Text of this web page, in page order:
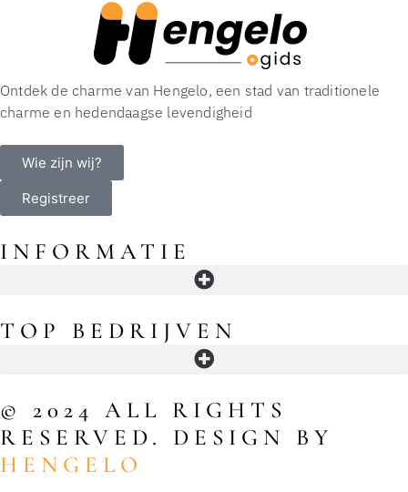
Ontdek de charme van Hengelo, een stad van traditionele
charme en hedendaagse levendigheid
Wie zijn wij?
Registreer
INFORMATIE
TOP BEDRIJVEN
© 2024 ALL RIGHTS
RESERVED. DESIGN BY
HENGELO